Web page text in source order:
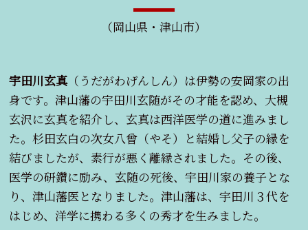
（岡山県・津山市）
宇田川玄真（うだがわげんしん）は伊勢の安岡家の出
身です。津山藩の宇田川玄随がその才能を認め、大槻
玄沢に玄真を紹介し、玄真は西洋医学の道に進みまし
た。杉田玄白の次女八曾（やそ）と結婚し父子の縁を
結びましたが、素行が悪く離縁されました。その後、
医学の研鑽に励み、玄随の死後、宇田川家の養子とな
り、津山藩医となりました。津山藩は、宇田川３代を
はじめ、洋学に携わる多くの秀才を生みました。